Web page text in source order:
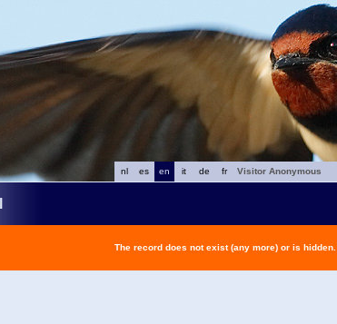
fr
de
it
en
es
nl
Visitor Anonymous
The record does not exist (any more) or is hidden.